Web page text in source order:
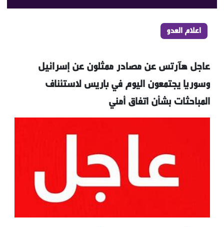
اعلام العدو
عاجل هآرتس عن مصادر ممثلون عن إسرائيل
وسوريا يجتمعون اليوم في باريس لاستئناف
المباحثات بشأن اتفاق أمني